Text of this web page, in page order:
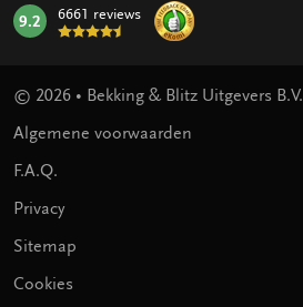
mark:
9.2 6661 reviews
© 2026 • Bekking & Blitz Uitgevers B.V.
Algemene voorwaarden
F.A.Q.
Privacy
Sitemap
Cookies